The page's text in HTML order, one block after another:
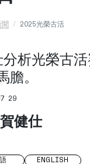
2025光榮古活
分析光榮古
。
29
健仕
ENGLISH